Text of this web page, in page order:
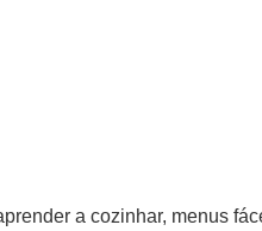
a cozinhar, menus